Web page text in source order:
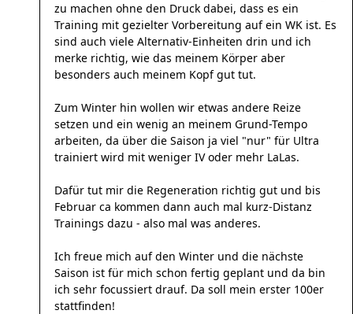
zu machen ohne den Druck dabei, dass es ein
Training mit gezielter Vorbereitung auf ein WK ist. Es
sind auch viele Alternativ-Einheiten drin und ich
merke richtig, wie das meinem Körper aber
besonders auch meinem Kopf gut tut.
Zum Winter hin wollen wir etwas andere Reize
setzen und ein wenig an meinem Grund-Tempo
arbeiten, da über die Saison ja viel "nur" für Ultra
trainiert wird mit weniger IV oder mehr LaLas.
Dafür tut mir die Regeneration richtig gut und bis
Februar ca kommen dann auch mal kurz-Distanz
Trainings dazu - also mal was anderes.
Ich freue mich auf den Winter und die nächste
Saison ist für mich schon fertig geplant und da bin
ich sehr focussiert drauf. Da soll mein erster 100er
stattfinden!